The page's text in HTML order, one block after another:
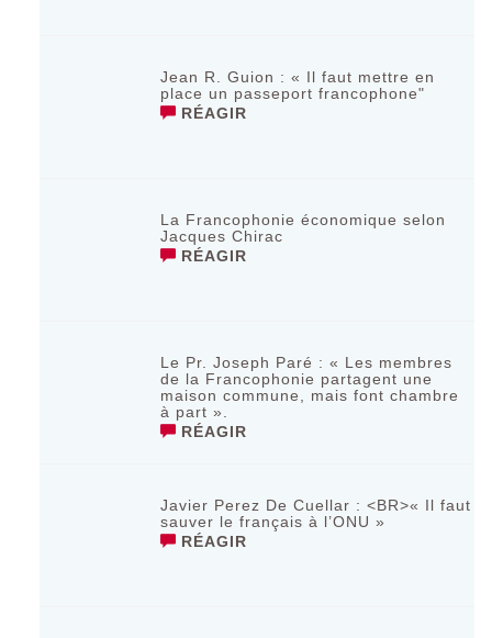
Jean R. Guion : « Il faut mettre en
place un passeport francophone"
RÉAGIR
La Francophonie économique selon
Jacques Chirac
RÉAGIR
Le Pr. Joseph Paré : « Les membres
de la Francophonie partagent une
maison commune, mais font chambre
à part ».
RÉAGIR
Javier Perez De Cuellar : <BR>« Il faut
sauver le français à l’ONU »
RÉAGIR